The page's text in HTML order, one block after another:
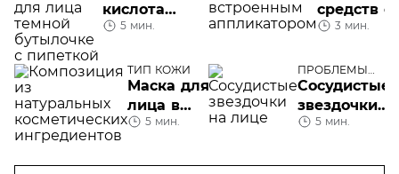
кислота
для лица
5 мин.
средств
3 мин.
ТИП КОЖИ
Маска для
лица в
категории 50+:
приготовления
5 мин.
ПРОБЛЕМЫ
КОЖИ ЛИЦА
Сосудистые
звездочки
на лице
5 мин.